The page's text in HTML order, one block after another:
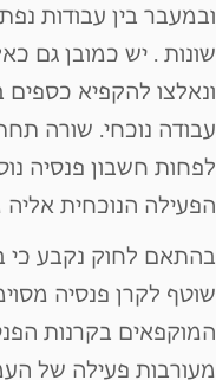
ובמעבר בין עבודות
שונות . יש כמובן גם
ונאלצו להקפיא
עבודה נוכחי. שורה
לפחות חשבון פנסיה
הפעילה הנוכחית
בהתאם לחוק נקבע כי
שוטף לקרן פנסיה
המוקפאים בקרנות
מעורבות פעילה של